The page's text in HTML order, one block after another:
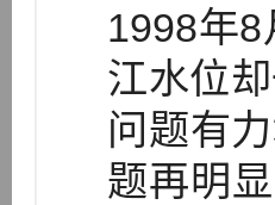
1998年
江水位
问题有
题再明